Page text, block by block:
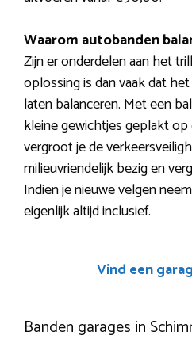
Waarom autobanden
Zijn er onderdelen aan het
oplossing is dan vaak dat
laten balanceren. Met een
kleine gewichtjes geplakt
vergroot je de
milieuvriendelijk bezig en
Indien je nieuwe velgen
eigenlijk altijd inclusief.
Vind een
Banden garages in